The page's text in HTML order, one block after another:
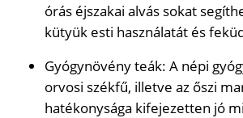
órás éjszakai alvás sokat
kütyük esti használatát és
Gyógynövény teák: A népi
orvosi székfű, illetve az őszi
hatékonysága kifejezetten jó